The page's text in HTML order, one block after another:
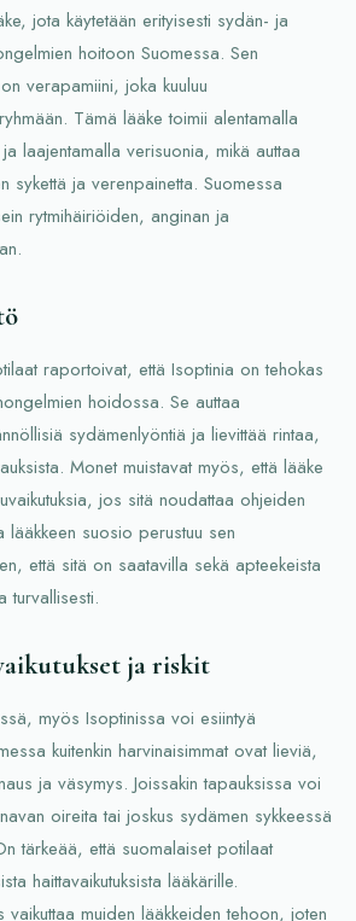
jota käytetään erityisesti sydän- ja
hoitoon Suomessa. Sen
verapamiini, joka kuuluu
Tämä lääke toimii alentamalla
laajentamalla verisuonia, mikä auttaa
sykettä ja verenpainetta. Suomessa
rytmihäiriöiden, anginan ja
raportoivat, että Isoptinia on tehokas
hoidossa. Se auttaa
sydämenlyöntiä ja lievittää rintaa,
Monet muistavat myös, että lääke
jos sitä noudattaa ohjeiden
lääkkeen suosio perustuu sen
että sitä on saatavilla sekä apteekeista
turvallisesti.
ja riskit
myös Isoptinissa voi esiintyä
kuitenkin harvinaisimmat ovat lieviä,
ja väsymys. Joissakin tapauksissa voi
oireita tai joskus sydämen sykkeessä
tärkeää, että suomalaiset potilaat
haittavaikutuksista lääkärille.
muiden lääkkeiden tehoon, joten